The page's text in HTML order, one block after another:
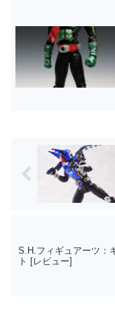
S.H.フィギュアーツ：
ト [レビュー]